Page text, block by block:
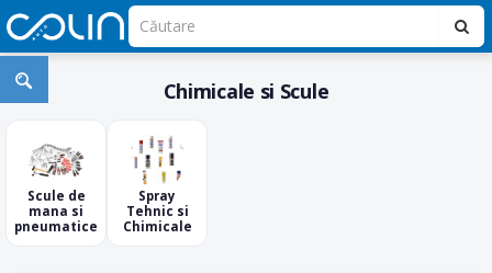
Chimicale si Scule
Scule de
mana si
pneumatice
Spray
Tehnic si
Chimicale